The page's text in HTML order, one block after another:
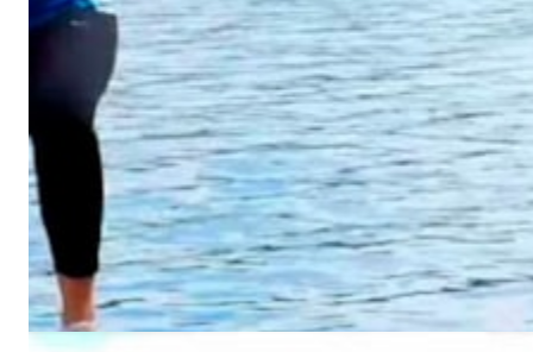
Nivå 3, uke 6
Det er ikke farlig å bli litt sliten. Noen dager vil kroppen din
tillate at du yter litt mer enn vanlig. Ta sjansen og kjenn på
den gode følelsen av å yte.